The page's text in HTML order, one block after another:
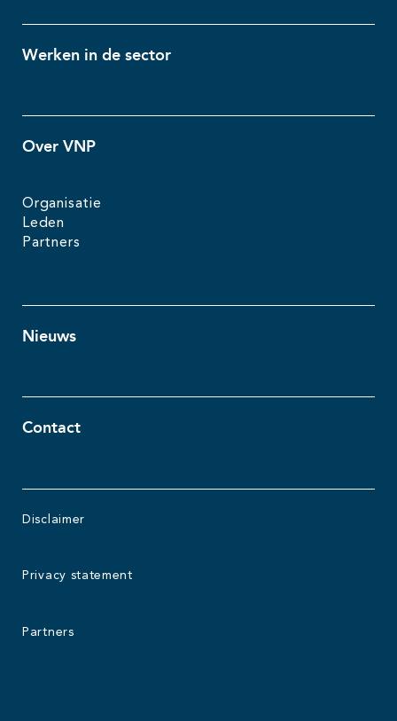
Werken in de sector
Over VNP
Organisatie
Leden
Partners
Nieuws
Contact
Disclaimer
Privacy statement
Partners